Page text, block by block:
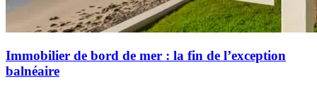
Immobilier de bord de mer : la fin de l’exception
balnéaire